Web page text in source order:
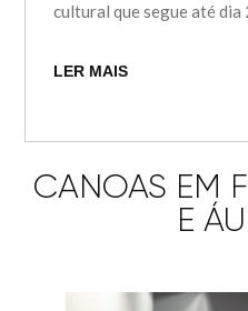
cultural que segue até dia
LER MAIS
CANOAS EM
E